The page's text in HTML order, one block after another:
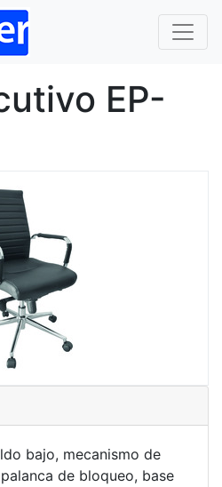
EP-
bajo, mecanismo de
de bloqueo, base